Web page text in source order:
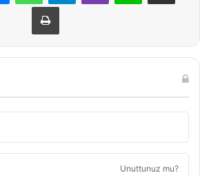
Yazdır
Unuttunuz mu?